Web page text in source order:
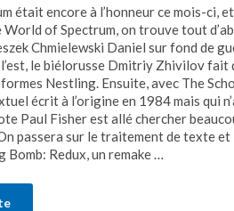
était encore à l’honneur ce mois-ci,
World of Spectrum, on trouve tout
Chmielewski Daniel sur fond de
l’est, le biélorusse Dmitriy Zhivilov
Nestling. Ensuite, avec The
écrit à l’origine en 1984 mais qui
Paul Fisher est allé chercher
passera sur le traitement de texte
Bomb: Redux, un remake …